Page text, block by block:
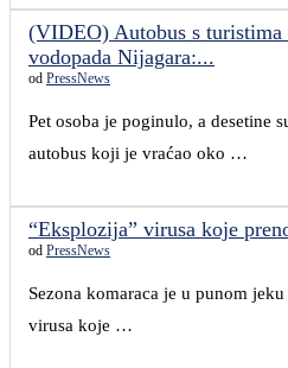
(VIDEO) Autobus s
vodopada Nijagara:...
od PressNews
Pet osoba je poginulo, a desetine
autobus koji je vraćao oko …
“Eksplozija” virusa koje
od PressNews
Sezona komaraca je u punom
virusa koje …